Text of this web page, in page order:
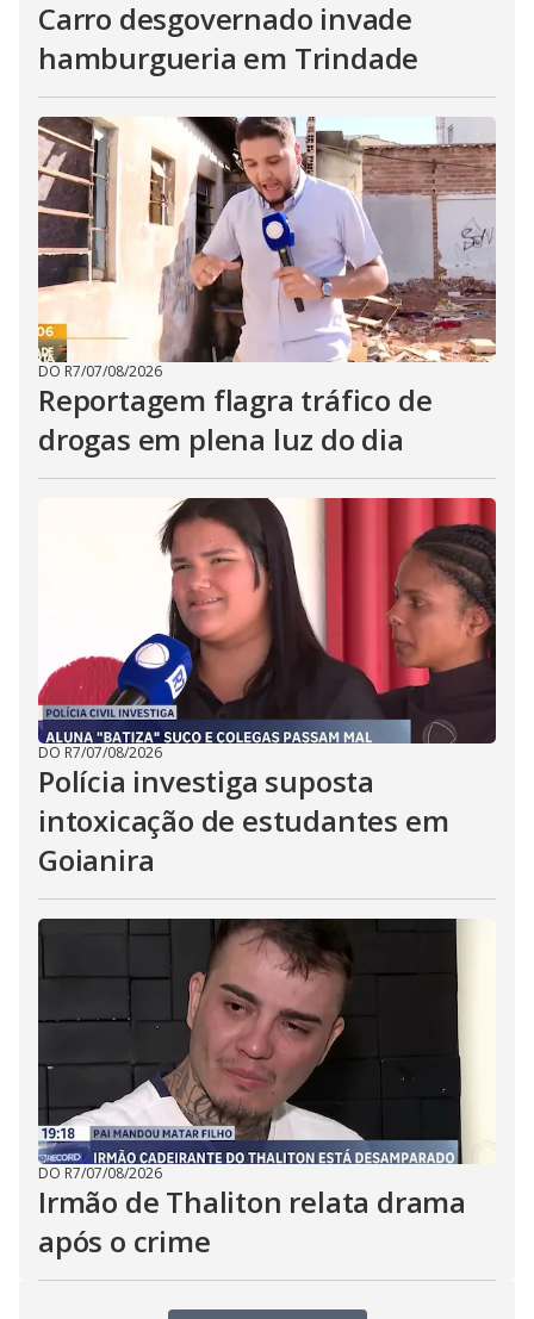
Carro desgovernado invade
hamburgueria em Trindade
DO R7/07/08/2026
Reportagem flagra tráfico de
drogas em plena luz do dia
DO R7/07/08/2026
Polícia investiga suposta
intoxicação de estudantes em
Goianira
DO R7/07/08/2026
Irmão de Thaliton relata drama
após o crime